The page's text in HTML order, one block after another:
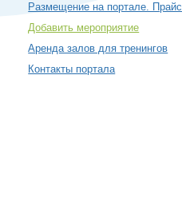
Размещение на портале. Прайс
Добавить мероприятие
Аренда залов для тренингов
Контакты портала